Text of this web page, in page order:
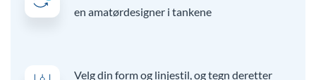
en amatørdesigner i tankene
Velg din form og linjestil, og tegn deretter